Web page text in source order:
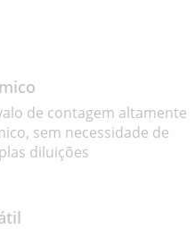
de contagem altamente
sem necessidade de
diluições